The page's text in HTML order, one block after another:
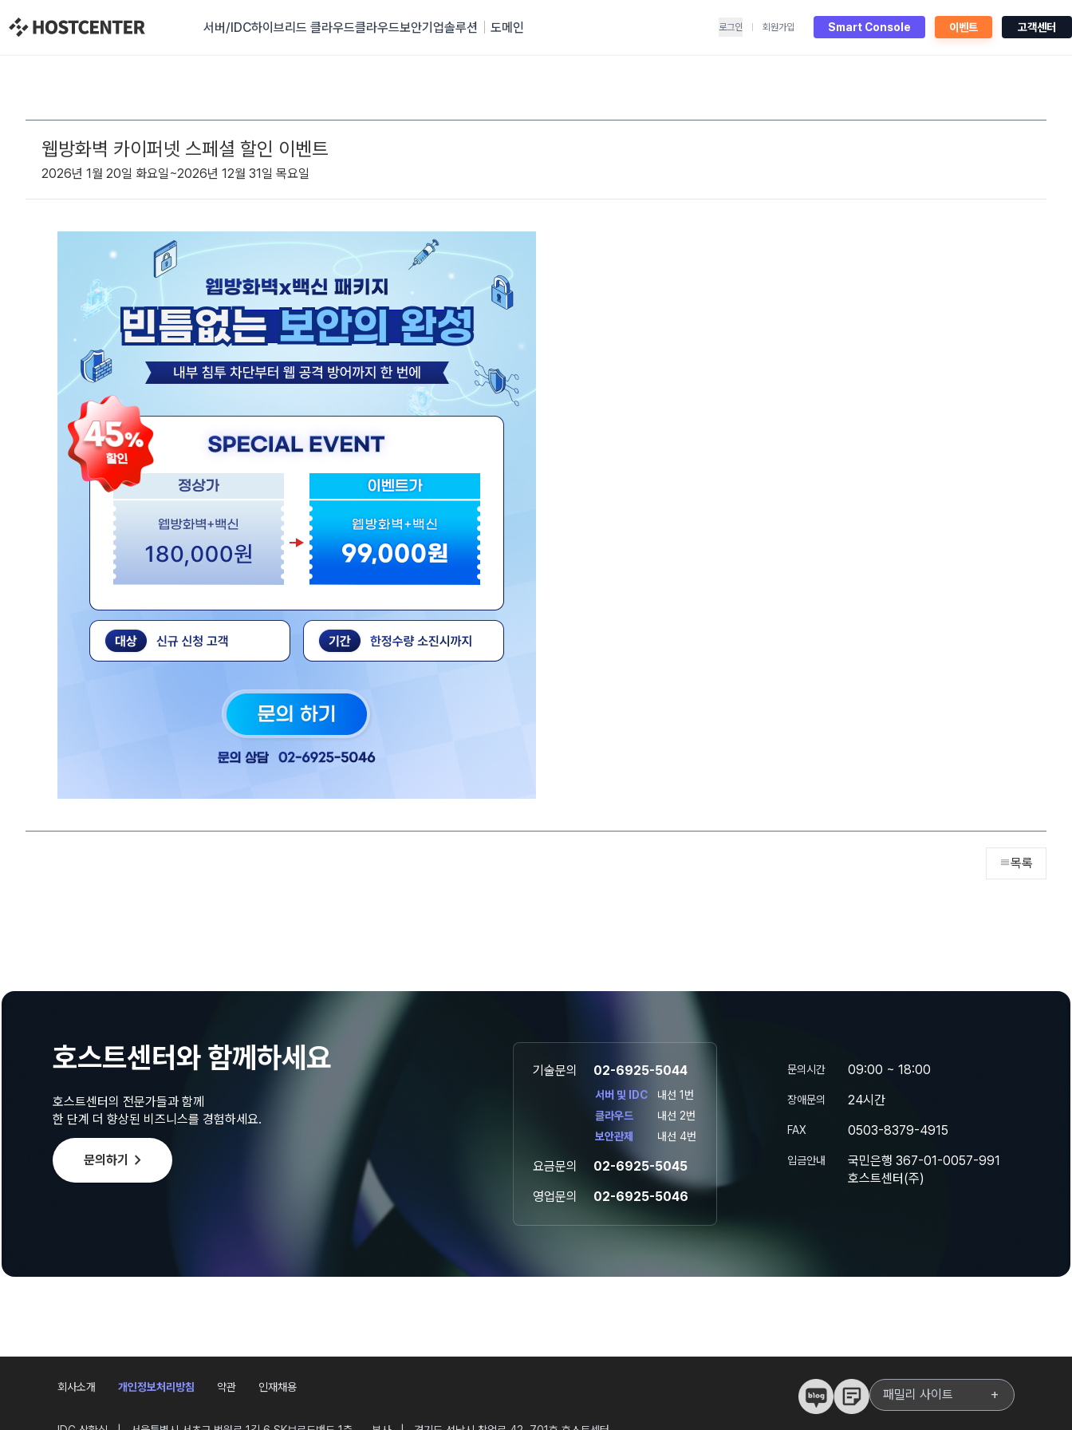
서버/IDC하이브리드 클라우드클라우드보안기업솔루션 도메인 로그인 회원가입 Smart Console 이벤트 고객센터
웹방화벽 카이퍼넷 스페셜 할인 이벤트
2026년 1월 20일 화요일~2026년 12월 31일 목요일
목록
호스트센터와 함께하세요
호스트센터의 전문가들과 함께
한 단계 더 향상된 비즈니스를 경험하세요.
문의하기 chevron_right
기술문의 02-6925-5044
서버 및 IDC
내선 1번
클라우드
내선 2번
보안관제
내선 4번
요금문의
02-6925-5045
영업문의
02-6925-5046
문의시간 09:00 ~ 18:00
장애문의 24시간
FAX 0503-8379-4915
입금안내
국민은행 367-01-0057-991
호스트센터(주)
회사소개 개인정보처리방침 약관 인재채용 패밀리 사이트 add